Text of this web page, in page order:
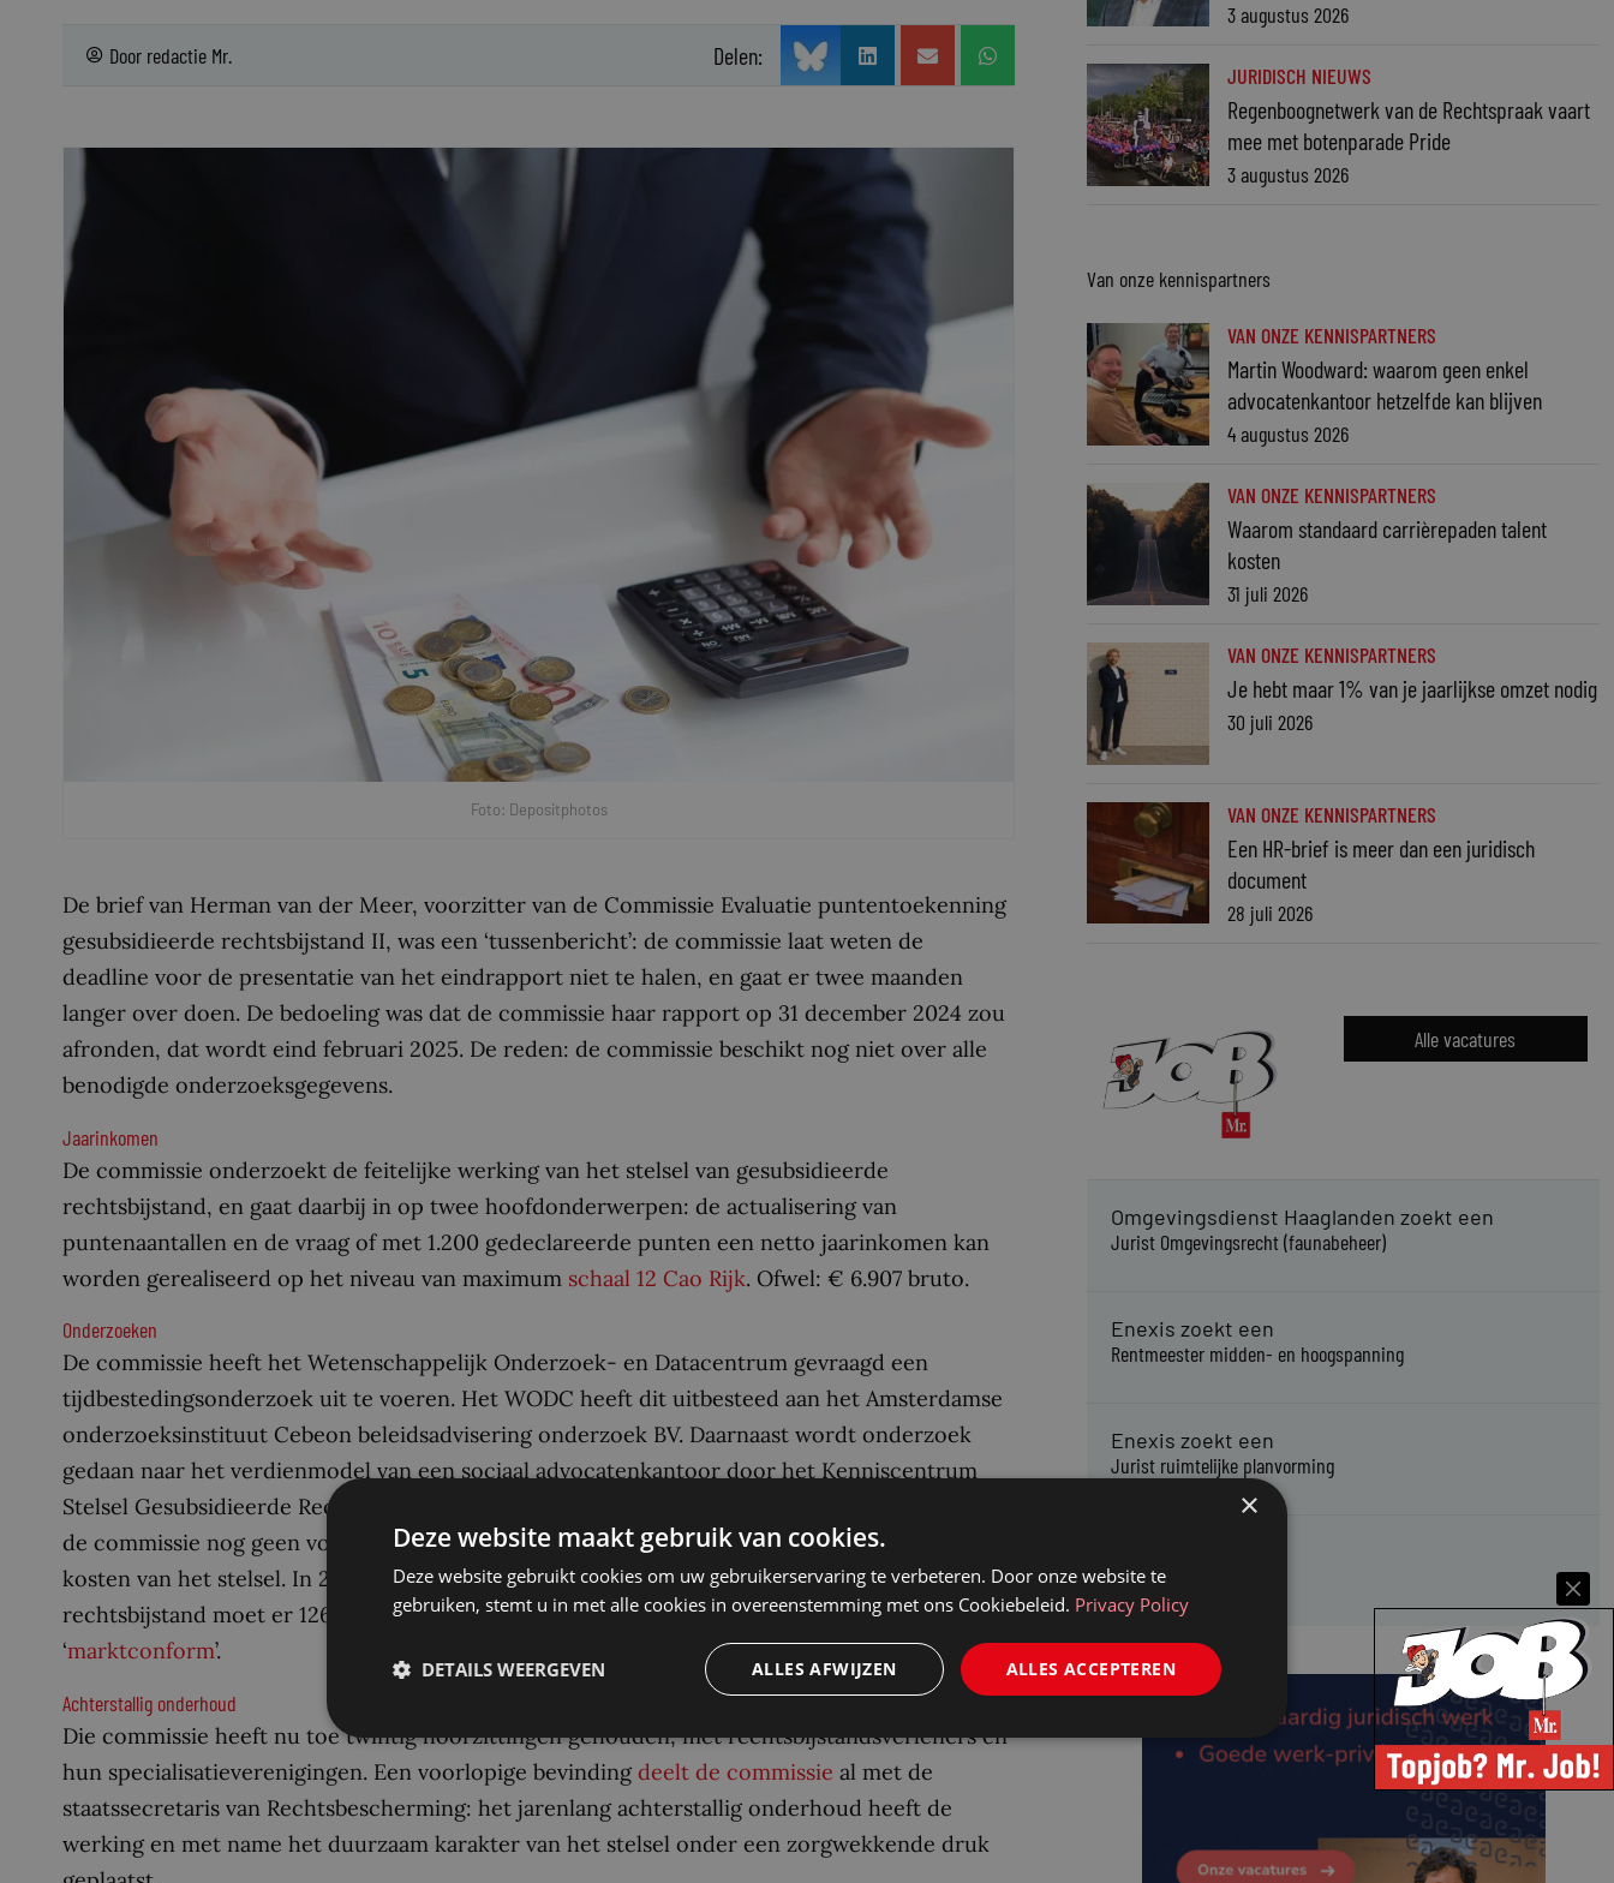
Door redactie Mr. Delen:
Foto: Depositphotos
De brief van Herman van der Meer, voorzitter van de Commissie Evaluatie puntentoekenning
gesubsidieerde rechtsbijstand II, was een ‘tussenbericht’: de commissie laat weten de
deadline voor de presentatie van het eindrapport niet te halen, en gaat er twee maanden
langer over doen. De bedoeling was dat de commissie haar rapport op 31 december 2024 zou
afronden, dat wordt eind februari 2025. De reden: de commissie beschikt nog niet over alle
benodigde onderzoeksgegevens.
Jaarinkomen
De commissie onderzoekt de feitelijke werking van het stelsel van gesubsidieerde
rechtsbijstand, en gaat daarbij in op twee hoofdonderwerpen: de actualisering van
puntenaantallen en de vraag of met 1.200 gedeclareerde punten een netto jaarinkomen kan
worden gerealiseerd op het niveau van maximum schaal 12 Cao Rijk. Ofwel: € 6.907 bruto.
Onderzoeken
De commissie heeft het Wetenschappelijk Onderzoek- en Datacentrum gevraagd een
tijdbestedingsonderzoek uit te voeren. Het WODC heeft dit uitbesteed aan het Amsterdamse
onderzoeksinstituut Cebeon beleidsadvisering onderzoek BV. Daarnaast wordt onderzoek
gedaan naar het verdienmodel van een sociaal advocatenkantoor door het Kenniscentrum
Stelsel Gesubsidieerde Rechtsbijstand. Deze onderzoeken zijn nog niet afgerond, waardoor
de commissie nog geen voldoende onderbouwde indicatie kan geven over de verwachte
kosten van het stelsel. In 2017 concludeerde de eerste Commissie Van der Meer al: de sociale
rechtsbijstand moet er 126 miljoen bij krijgen, dan pas verdienen sociaal advocaten
‘marktconform’.
Achterstallig onderhoud
Die commissie heeft nu toe twintig hoorzittingen gehouden, met rechtsbijstandsverleners en
hun specialisatieverenigingen. Een voorlopige bevinding deelt de commissie al met de
staatssecretaris van Rechtsbescherming: het jarenlang achterstallig onderhoud heeft de
werking en met name het duurzaam karakter van het stelsel onder een zorgwekkende druk
3 augustus 2026
JURIDISCH NIEUWS
Regenboognetwerk van de Rechtspraak vaart
mee met botenparade Pride
3 augustus 2026
Van onze kennispartners
VAN ONZE KENNISPARTNERS
Martin Woodward: waarom geen enkel
advocatenkantoor hetzelfde kan blijven
4 augustus 2026
VAN ONZE KENNISPARTNERS
Waarom standaard carrièrepaden talent
kosten
31 juli 2026
VAN ONZE KENNISPARTNERS
Je hebt maar 1% van je jaarlijkse omzet nodig
30 juli 2026
VAN ONZE KENNISPARTNERS
Een HR-brief is meer dan een juridisch
document
28 juli 2026
Alle vacatures
Omgevingsdienst Haaglanden zoekt een
Jurist Omgevingsrecht (faunabeheer)
Enexis zoekt een
Rentmeester midden- en hoogspanning
Enexis zoekt een
Jurist ruimtelijke planvorming
Rentmeester
×
Deze website maakt gebruik van cookies.
Deze website gebruikt cookies om uw gebruikerservaring te verbeteren. Door onze website te
gebruiken, stemt u in met alle cookies in overeenstemming met ons Cookiebeleid. Privacy Policy
ALLES ACCEPTEREN
ALLES AFWIJZEN
DETAILS WEERGEVEN